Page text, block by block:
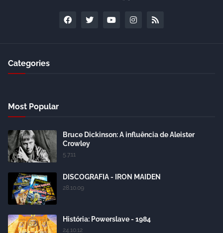
Categories
Most Popular
Bruce Dickinson: A influência de Aleister
Crowley
5.7.11
DISCOGRAFIA - IRON MAIDEN
28.10.09
História: Powerslave - 1984
24.10.12